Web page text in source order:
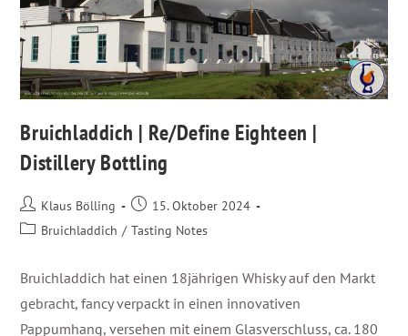
Bruichladdich | Re/Define Eighteen |
Distillery Bottling
Klaus Bölling
15. Oktober 2024
Bruichladdich / Tasting Notes
Bruichladdich hat einen 18jährigen Whisky auf den Markt
gebracht, fancy verpackt in einen innovativen
Pappumhang, versehen mit einem Glasverschluss, ca. 180